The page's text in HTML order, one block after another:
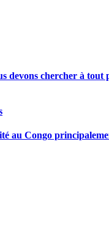
devons chercher à
au Congo